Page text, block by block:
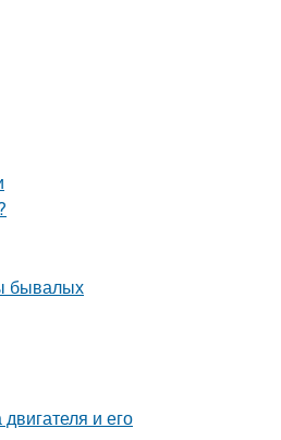
бывалых
и его